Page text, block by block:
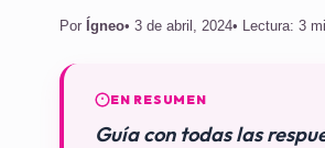
Por Ígneo• 3 de abril, 2024• Lectura: 3
EN RESUMEN
Guía con todas las